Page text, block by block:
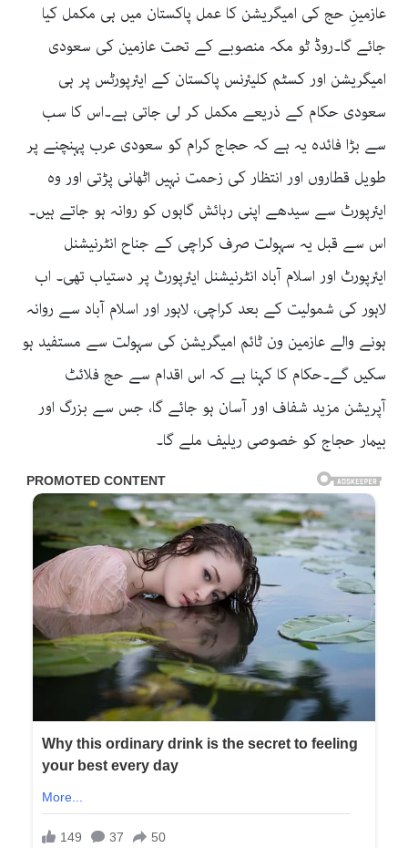
عازمینِ حج کی امیگریشن کا عمل پاکستان میں ہی مکمل کیا
جائے گا۔روڈ ٹو مکہ منصوبے کے تحت عازمین کی سعودی
امیگریشن اور کسٹم کلیئرنس پاکستان کے ایئرپورٹس پر ہی
سعودی حکام کے ذریعے مکمل کر لی جاتی ہے۔اس کا سب
سے بڑا فائدہ یہ ہے کہ حجاج کرام کو سعودی عرب پہنچنے پر
طویل قطاروں اور انتظار کی زحمت نہیں اٹھانی پڑتی اور وہ
ایئرپورٹ سے سیدھے اپنی رہائش گاہوں کو روانہ ہو جاتے ہیں۔
اس سے قبل یہ سہولت صرف کراچی کے جناح انٹرنیشنل
ایئرپورٹ اور اسلام آباد انٹرنیشنل ایئرپورٹ پر دستیاب تھی۔ اب
لاہور کی شمولیت کے بعد کراچی، لاہور اور اسلام آباد سے روانہ
ہونے والے عازمین ون ٹائم امیگریشن کی سہولت سے مستفید ہو
سکیں گے۔حکام کا کہنا ہے کہ اس اقدام سے حج فلائٹ
آپریشن مزید شفاف اور آسان ہو جائے گا، جس سے بزرگ اور
بیمار حجاج کو خصوصی ریلیف ملے گا۔